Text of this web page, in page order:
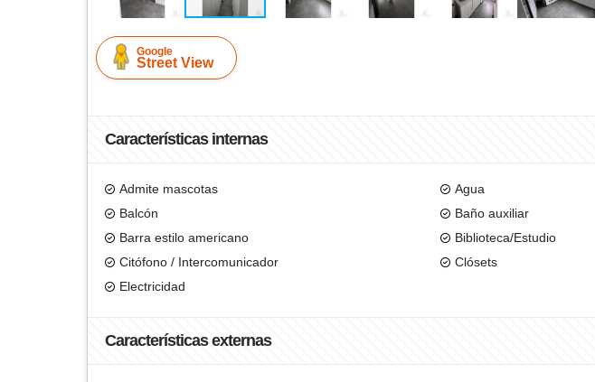
Google
Street View
Características internas
Admite mascotas Agua
Balcón
Baño auxiliar
Barra estilo americano
Biblioteca/Estudio
Citófono / Intercomunicador
Clósets
Electricidad
Características externas